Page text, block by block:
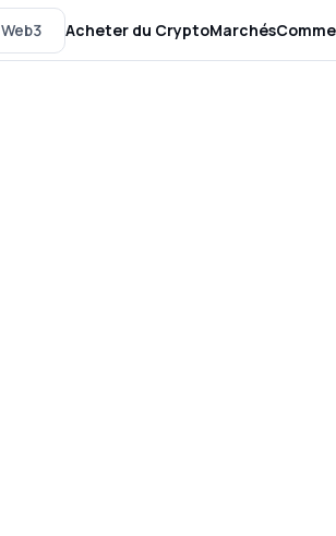
Web3 Acheter du CryptoMarchés